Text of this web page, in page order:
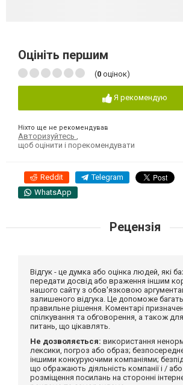
Оцініть першим
(0 оцінок)
Я рекомендую
Ніхто ще не рекомендував
Авторизуйтесь
щоб оцінити і порекомендувати
Reddit Telegram
WhatsApp
Рецензія
Відгук - це думка або оцінка людей, які
передати досвід або враження іншим
нашого сайту з обов'язковою
залишеного відгука. Це допоможе
правильне рішення. Коментарі
спілкування та обговорення, а також
питань, що цікавлять.
Не дозволяється: використання
лексики, погроз або образ;
іншими конкуруючими компаніями;
що ображають діяльність компанії і / або
розміщення посилань на сторонні